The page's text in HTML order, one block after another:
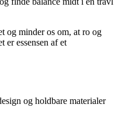
og minder os om, at ro og
er essensen af et
og holdbare materialer